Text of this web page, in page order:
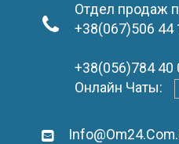
Отдел продаж
+38(067)506 44
+38(056)784 40
Онлайн Чаты: